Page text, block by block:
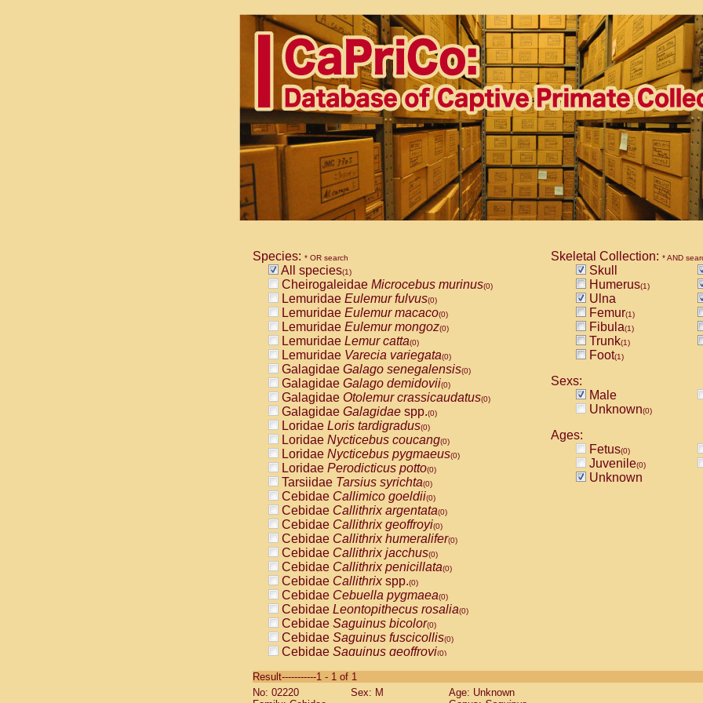
Species: * OR search
All species(1)
Cheirogaleidae Microcebus murinus(0)
Lemuridae Eulemur fulvus(0)
Lemuridae Eulemur macaco(0)
Lemuridae Eulemur mongoz(0)
Lemuridae Lemur catta(0)
Lemuridae Varecia variegata(0)
Galagidae Galago senegalensis(0)
Galagidae Galago demidovii(0)
Galagidae Otolemur crassicaudatus(0)
Galagidae Galagidae spp.(0)
Loridae Loris tardigradus(0)
Loridae Nycticebus coucang(0)
Loridae Nycticebus pygmaeus(0)
Loridae Perodicticus potto(0)
Tarsiidae Tarsius syrichta(0)
Cebidae Callimico goeldii(0)
Cebidae Callithrix argentata(0)
Cebidae Callithrix geoffroyi(0)
Cebidae Callithrix humeralifer(0)
Cebidae Callithrix jacchus(0)
Cebidae Callithrix penicillata(0)
Cebidae Callithrixspp.(0)
Cebidae Cebuella pygmaea(0)
Cebidae Leontopithecus rosalia(0)
Cebidae Saguinus bicolor(0)
Cebidae Saguinus fuscicollis(0)
Cebidae Saguinus geoffroyi(0)
CebidaeSaguinus labiatus(0)
Cebidae Saguinus leucopus (0)
Skeletal Collection: * AND
Skull
Humerus(1)
Ulna
Femur(1)
Fibula(1)
Trunk(1)
Foot(1)
Sexs:
Male
Unknown(0)
Ages:
Fetus(0)
Juvenile(0)
Unknown
Result-----------1 - 1 of 1
No: 02220
Sex: M
Age: Unknown